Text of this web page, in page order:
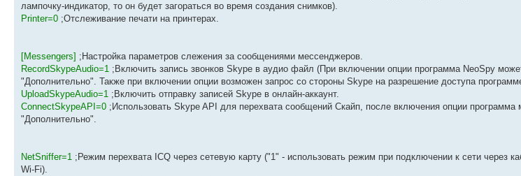
лампочку-индикатор, то он будет загораться во время создания снимков).
Printer=0 ;Отслеживание печати на принтерах.
[Messengers] ;Настройка параметров слежения за сообщениями мессенджеров.
RecordSkypeAudio=1 ;Включить запись звонков Skype в аудио файл (При включении опции программа NeoSpy
"Дополнительно". Также при включении опции возможен запрос со стороны Skype на разрешение доступа
UploadSkypeAudio=1 ;Включить отправку записей Skype в онлайн-аккаунт.
ConnectSkypeAPI=0 ;Использовать Skype API для перехвата сообщений Скайп, после включения опции программа
"Дополнительно".
NetSniffer=1 ;Режим перехвата ICQ через сетевую карту ("1" - использовать режим при подключении к сети через
Wi-Fi).